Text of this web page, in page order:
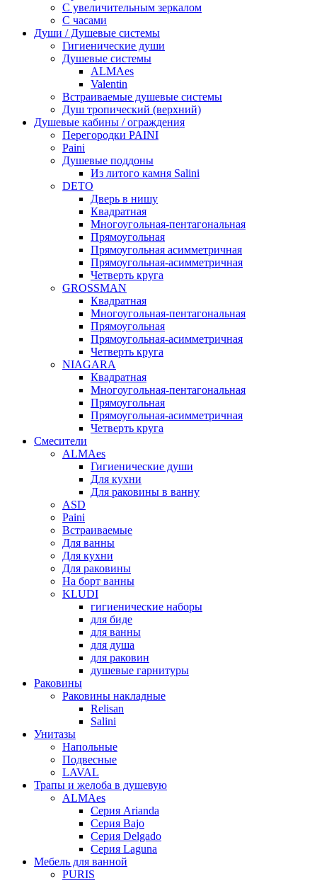
С увеличительным зеркалом
С часами
Души / Душевые системы
Гигиенические души
Душевые системы
ALMAes
Valentin
Встраиваемые душевые системы
Душ тропический (верхний)
Душевые кабины / ограждения
Перегородки PAINI
Paini
Душевые поддоны
Из литого камня Salini
DETO
Дверь в нишу
Квадратная
Многоугольная-пентагональная
Прямоугольная
Прямоугольная асимметричная
Прямоугольная-асимметричная
Четверть круга
GROSSMAN
Квадратная
Многоугольная-пентагональная
Прямоугольная
Прямоугольная-асимметричная
Четверть круга
NIAGARA
Квадратная
Многоугольная-пентагональная
Прямоугольная
Прямоугольная-асимметричная
Четверть круга
Смесители
ALMAes
Гигиенические души
Для кухни
Для раковины в ванну
ASD
Paini
Встраиваемые
Для ванны
Для кухни
Для раковины
На борт ванны
KLUDI
гигиенические наборы
для биде
для ванны
для душа
для раковин
душевые гарнитуры
Раковины
Раковины накладные
Relisan
Salini
Унитазы
Напольные
Подвесные
LAVAL
Трапы и желоба в душевую
ALMAes
Серия Arianda
Серия Bajo
Серия Delgado
Серия Laguna
Мебель для ванной
PURIS